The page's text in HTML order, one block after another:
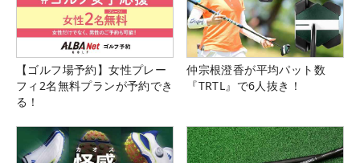
【ゴルフ場予約】女性プレー
フィ2名無料プランが予約でき
る！
仲宗根澄香が平均パット数
『TRTL』で6人抜き！